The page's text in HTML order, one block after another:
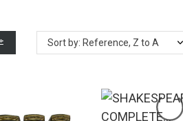
Sort by: Reference, Z to A